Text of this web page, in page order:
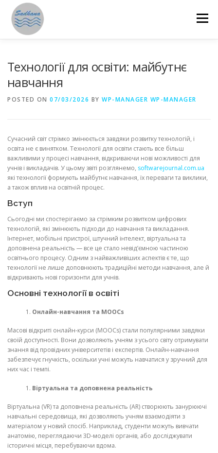
content
Menu
Технології для освіти: майбутнє
навчання
POSTED ON 07/03/2026 BY WP-MANAGER WP-MANAGER
Сучасний світ стрімко змінюється завдяки розвитку технологій, і
освіта не є винятком. Технології для освіти стають все більш
важливими у процесі навчання, відкриваючи нові можливості для
учнів і викладачів. У цьому звіті розглянемо, softwarejournal.com.ua
які технології формують майбутнє навчання, їх переваги та виклики,
а також вплив на освітній процес.
Вступ
Сьогодні ми спостерігаємо за стрімким розвитком цифрових
технологій, які змінюють підходи до навчання та викладання.
Інтернет, мобільні пристрої, штучний інтелект, віртуальна та
доповнена реальність — все це стало невід’ємною частиною
освітнього процесу. Одним з найважливіших аспектів є те, що
технології не лише доповнюють традиційні методи навчання, але й
відкривають нові горизонти для учнів.
Основні технології в освіті
Онлайн-навчання та MOOCs
Масові відкриті онлайн-курси (MOOCs) стали популярними завдяки
своїй доступності. Вони дозволяють учням з усього світу отримувати
знання від провідних університетів і експертів. Онлайн-навчання
забезпечує гнучкість, оскільки учні можуть навчатися у зручний для
них час і темпі.
Віртуальна та доповнена реальність
Віртуальна (VR) та доповнена реальність (AR) створюють занурюючі
навчальні середовища, які дозволяють учням взаємодіяти з
матеріалом у новий спосіб. Наприклад, студенти можуть вивчати
анатомію, переглядаючи 3D-моделі органів, або досліджувати
історичні місця, перебуваючи вдома.